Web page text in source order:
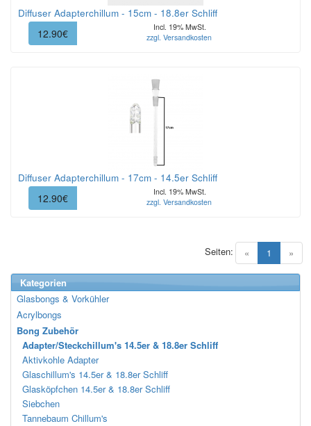
Diffuser Adapterchillum - 15cm - 18.8er Schliff
12.90€
Incl. 19% MwSt.
zzgl. Versandkosten
Diffuser Adapterchillum - 17cm - 14.5er Schliff
12.90€
Incl. 19% MwSt.
zzgl. Versandkosten
« 1 (current)
»
Seiten:
Kategorien
Glasbongs & Vorkühler
Acrylbongs
Bong Zubehör
Adapter/Steckchillum's 14.5er & 18.8er Schliff
Aktivkohle Adapter
Glaschillum's 14.5er & 18.8er Schliff
Glasköpfchen 14.5er & 18.8er Schliff
Siebchen
Tannebaum Chillum's